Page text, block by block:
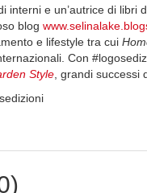
interni e un’autrice di libri
blog
e lifestyle tra cui
Con
Style, grandi successi